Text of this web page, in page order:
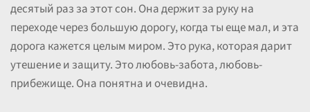
десятый раз за этот сон. Она держит за руку на
переходе через большую дорогу, когда ты еще мал, и эта
дорога кажется целым миром. Это рука, которая дарит
утешение и защиту. Это любовь-забота, любовь-
прибежище. Она понятна и очевидна.